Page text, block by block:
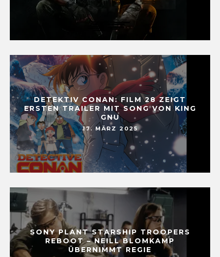
DETEKTIV CONAN: FILM 28 ZEIGT
ERSTEN TRAILER MIT SONG VON KING
GNU
17. MÄRZ 2025
SONY PLANT STARSHIP TROOPERS
REBOOT – NEILL BLOMKAMP
ÜBERNIMMT REGIE